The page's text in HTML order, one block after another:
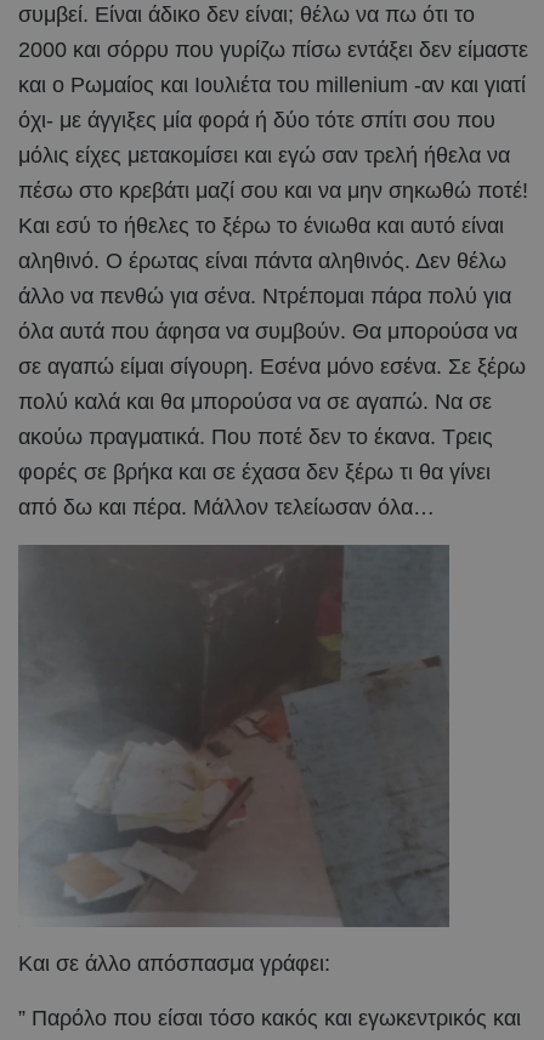
συμβεί. Είναι άδικο δεν είναι; θέλω να πω ότι το
2000 και σόρρυ που γυρίζω πίσω εντάξει δεν είμαστε
και ο Ρωμαίος και Ιουλιέτα του millenium -αν και γιατί
όχι- με άγγιξες μία φορά ή δύο τότε σπίτι σου που
μόλις είχες μετακομίσει και εγώ σαν τρελή ήθελα να
πέσω στο κρεβάτι μαζί σου και να μην σηκωθώ ποτέ!
Και εσύ το ήθελες το ξέρω το ένιωθα και αυτό είναι
αληθινό. Ο έρωτας είναι πάντα αληθινός. Δεν θέλω
άλλο να πενθώ για σένα. Ντρέπομαι πάρα πολύ για
όλα αυτά που άφησα να συμβούν. Θα μπορούσα να
σε αγαπώ είμαι σίγουρη. Εσένα μόνο εσένα. Σε ξέρω
πολύ καλά και θα μπορούσα να σε αγαπώ. Να σε
ακούω πραγματικά. Που ποτέ δεν το έκανα. Τρεις
φορές σε βρήκα και σε έχασα δεν ξέρω τι θα γίνει
από δω και πέρα. Μάλλον τελείωσαν όλα…
Και σε άλλο απόσπασμα γράφει:
” Παρόλο που είσαι τόσο κακός και εγωκεντρικός και